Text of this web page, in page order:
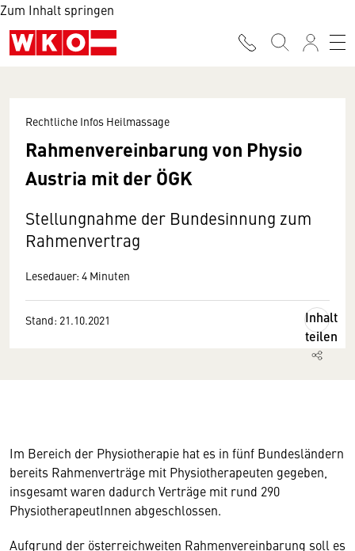
Zum Inhalt springen
Rechtliche Infos Heilmassage
Rahmenvereinbarung von Physio
Austria mit der ÖGK
Stellungnahme der Bundesinnung zum
Rahmenvertrag
Lesedauer: 4 Minuten
Stand: 21.10.2021
Inhalt
teilen
Im Bereich der Physiotherapie hat es in fünf Bundesländern
bereits Rahmenverträge mit Physiotherapeuten gegeben,
insgesamt waren dadurch Verträge mit rund 290
PhysiotherapeutInnen abgeschlossen.
Aufgrund der österreichweiten Rahmenvereinbarung soll es